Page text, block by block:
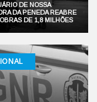
DE NOSSA
DA PENEDA REABRE
DE 1,8 MILHÕES